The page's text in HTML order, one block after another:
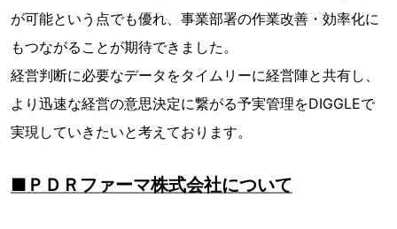
が可能という点でも優れ、事業部署の作業改善・効率化に
もつながることが期待できました。
経営判断に必要なデータをタイムリーに経営陣と共有し、
より迅速な経営の意思決定に繋がる予実管理をDIGGLEで
実現していきたいと考えております。
■ＰＤＲファーマ株式会社について